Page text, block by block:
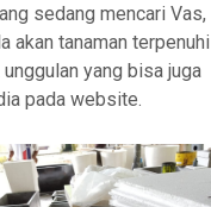
sedang mencari Vas,
akan tanaman terpenuhi
unggulan yang bisa juga
pada website.